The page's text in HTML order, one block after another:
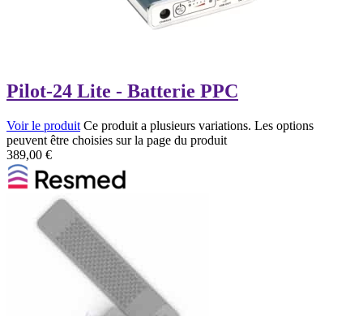
Pilot-24 Lite - Batterie PPC
Voir le produit Ce produit a plusieurs variations. Les options
peuvent être choisies sur la page du produit
389,00 €